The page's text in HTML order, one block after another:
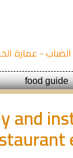
- عمارة
food
and